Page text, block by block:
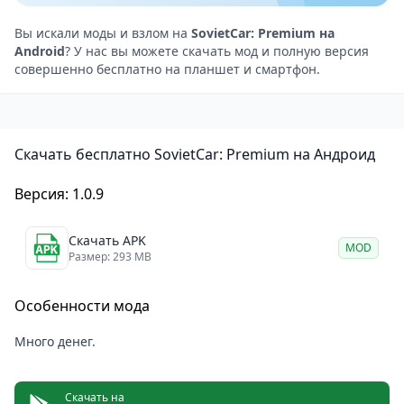
видами и атмосферой, либо выполнять миссии,
которые добавляют динамику и смысл поездкам.
Миссии могут включать доставку грузов, перевозку
пассажиров и другие задачи.
движения. Машины ощущаются по-разному, с
создаёт дополнительный интерес для тех, кто хочет
почувствовать разницу между моделями.
Среда и атмосфера
воссоздавая их уникальную архитектуру, дорожные
знаки и детали быта. Вы окажетесь на улицах, в
характерными элементами эпохи. Звуковое
Вы искали моды и взлом на SovietCar: Premium на
Android? У нас вы можете скачать мод и полную версия
совершенно бесплатно на планшет и смартфон.
Скачать бесплатно SovietCar: Premium на Андроид
Версия: 1.0.9
Скачать APK
Размер: 293 MB
MOD
Особенности мода
Много денег.
Скачать на